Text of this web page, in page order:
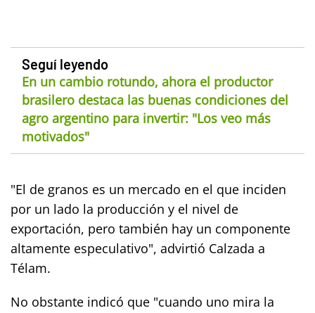
Seguí leyendo
En un cambio rotundo, ahora el productor
brasilero destaca las buenas condiciones del
agro argentino para invertir: "Los veo más
motivados"
"El de granos es un mercado en el que inciden
por un lado la producción y el nivel de
exportación, pero también hay un componente
altamente especulativo", advirtió Calzada a
Télam.
No obstante indicó que "cuando uno mira la